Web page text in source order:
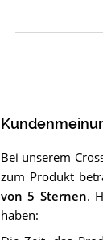
Bei unserem
zum Produkt
von 5 Sternen.
haben: